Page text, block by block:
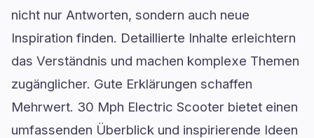
nicht nur Antworten, sondern auch neue
Inspiration finden. Detaillierte Inhalte erleichtern
das Verständnis und machen komplexe Themen
zugänglicher. Gute Erklärungen schaffen
Mehrwert. 30 Mph Electric Scooter bietet einen
umfassenden Überblick und inspirierende Ideen